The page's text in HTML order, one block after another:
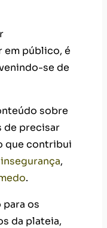
em público, é
se de
sobre
de precisar
que contribui
insegurança,
.
os
da plateia,